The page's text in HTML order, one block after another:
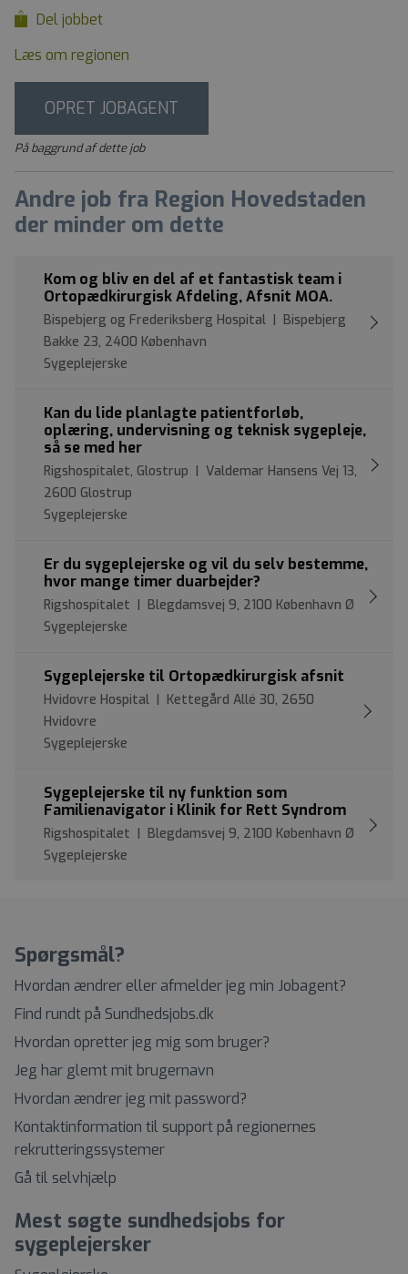
Del jobbet
Læs om regionen
OPRET JOBAGENT
På baggrund af dette job
Andre job fra Region Hovedstaden
der minder om dette
Kom og bliv en del af et fantastisk team i
Ortopædkirurgisk Afdeling, Afsnit MOA.
Bispebjerg og Frederiksberg Hospital | Bispebjerg
Bakke 23, 2400 København
Sygeplejerske
Kan du lide planlagte patientforløb,
oplæring, undervisning og teknisk sygepleje,
så se med her
Rigshospitalet, Glostrup | Valdemar Hansens Vej 13,
2600 Glostrup
Sygeplejerske
Er du sygeplejerske og vil du selv bestemme,
hvor mange timer duarbejder?
Rigshospitalet | Blegdamsvej 9, 2100 København Ø
Sygeplejerske
Sygeplejerske til Ortopædkirurgisk afsnit
Hvidovre Hospital | Kettegård Allé 30, 2650
Hvidovre
Sygeplejerske
Sygeplejerske til ny funktion som
Familienavigator i Klinik for Rett Syndrom
Rigshospitalet | Blegdamsvej 9, 2100 København Ø
Sygeplejerske
Spørgsmål?
Hvordan ændrer eller afmelder jeg min Jobagent?
Find rundt på Sundhedsjobs.dk
Hvordan opretter jeg mig som bruger?
Jeg har glemt mit brugernavn
Hvordan ændrer jeg mit password?
Kontaktinformation til support på regionernes
rekrutteringssystemer
Gå til selvhjælp
Mest søgte sundhedsjobs for
sygeplejersker